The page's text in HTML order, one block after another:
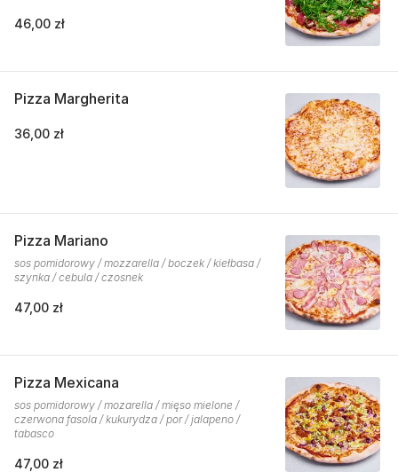
46,00 zł
Pizza Margherita
36,00 zł
Pizza Mariano
sos pomidorowy / mozzarella / boczek / kiełbasa /
szynka / cebula / czosnek
47,00 zł
Pizza Mexicana
sos pomidorowy / mozarella / mięso mielone /
czerwona fasola / kukurydza / por / jalapeno /
tabasco
47,00 zł